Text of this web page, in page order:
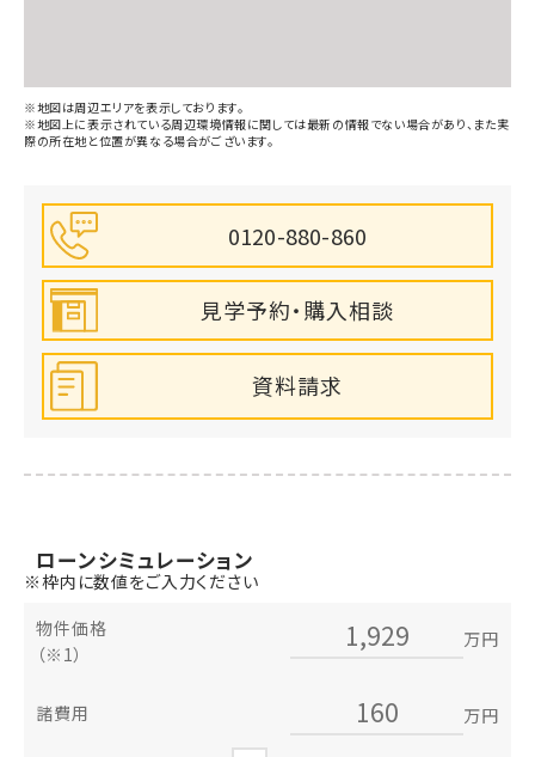
仙台四郎丸郵便局(400m)
仙台市立四郎丸小学校(550m)
※地図は周辺エリアを表示しております。
※地図上に表示されている周辺環境情報に関しては最新の情報でない場合があり、また実
際の所在地と位置が異なる場合がございます。
0120-880-860
見学予約・購入相談
資料請求
ローンシミュレーション
※枠内に数値をご入力ください
物件価格
（※1）
万円
諸費用 万円